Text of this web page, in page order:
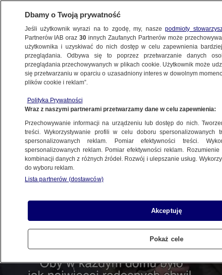
ŚWIAT
zeszłoroczne życzenia Władimira Putina
31.12.2022, 08:14
Udostępnij
Dbamy o Twoją prywatność
Jeśli użytkownik wyrazi na to zgodę, my, naszepodmioty
Partnerów IAB oraz30 innych Zaufanych Partnerów może
użytkownika i uzyskiwać do nich dostęp w celu zapewnienia
przeglądania. Odbywa się to poprzez przetwarzanie danych
przeglądania przechowywanych w plikach cookie. Użytkownik może
się przetwarzaniu w oparciu o uzasadniony interes w dowolnym
plików cookie i reklam”.
Polityka Prywatności
Wraz z naszymi partnerami przetwarzamy dane w celu zapewnienia:
Przechowywanie informacji na urządzeniu lub dostęp do nich.
treści. Wykorzystywanie profili w celu doboru spersonalizowanych
spersonalizowanych reklam. Pomiar efektywności treści.
spersonalizowanych reklam. Pomiar efektywności reklam.
kombinacji danych z różnych źródeł. Rozwój i ulepszanie usług.
do wyboru reklam.
Lista partnerów (dostawców)
Akceptuję
Pokaż cele